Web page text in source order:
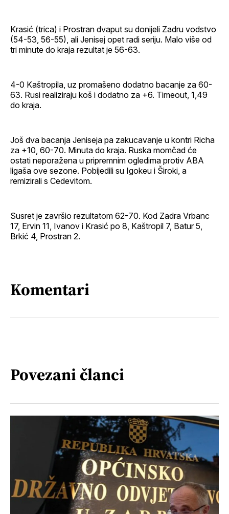
Krasić (trica) i Prostran dvaput su donijeli Zadru vodstvo
(54-53, 56-55), ali Jenisej opet radi seriju. Malo više od
tri minute do kraja rezultat je 56-63.
4-0 Kaštropila, uz promašeno dodatno bacanje za 60-
63. Rusi realiziraju koš i dodatno za +6. Timeout, 1,49
do kraja.
Još dva bacanja Jeniseja pa zakucavanje u kontri Richa
za +10, 60-70. Minuta do kraja. Ruska momčad će
ostati neporažena u pripremnim ogledima protiv ABA
ligaša ove sezone. Pobijedili su Igokeu i Široki, a
remizirali s Cedevitom.
Susret je završio rezultatom 62-70. Kod Zadra Vrbanc
17, Ervin 11, Ivanov i Krasić po 8, Kaštropil 7, Batur 5,
Brkić 4, Prostran 2.
Komentari
Povezani članci